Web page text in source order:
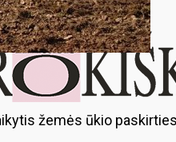
žemės ūkio